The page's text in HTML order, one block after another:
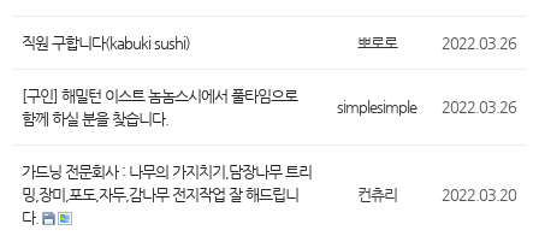
직원 구합니다(kabuki sushi) 뽀로로 2022.03.26
[구인] 해밀턴 이스트 놈놈스시에서 풀타임으로
함께 하실 분을 찾습니다.
simplesimple 2022.03.26
가드닝 전문회사 : 나무의 가지치기,담장나무 트리
밍,장미,포도,자두,감나무 전지작업 잘 해드립니
다.
컨츄리 2022.03.20